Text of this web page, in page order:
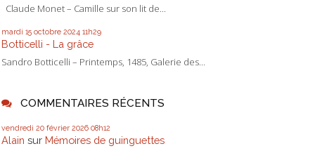
Claude Monet – Camille sur son lit de...
mardi 15 octobre 2024 11h29
Botticelli - La grâce
Sandro Botticelli – Printemps, 1485, Galerie des...
COMMENTAIRES RÉCENTS
vendredi 20 février 2026 08h12
Alain sur Mémoires de guinguettes